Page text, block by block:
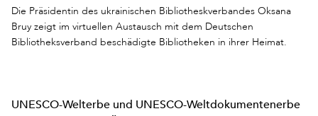
Die Präsidentin des ukrainischen Bibliotheskverbandes Oksana
Bruy zeigt im virtuellen Austausch mit dem Deutschen
Bibliotheksverband beschädigte Bibliotheken in ihrer Heimat.
UNESCO-Welterbe und UNESCO-Weltdokumentenerbe